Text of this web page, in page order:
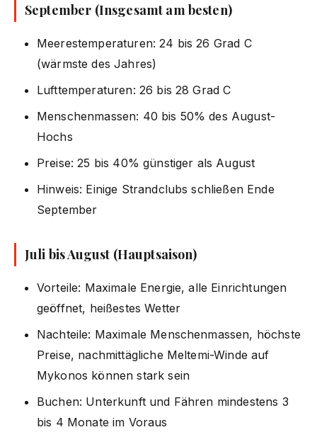
September (Insgesamt am besten)
Meerestemperaturen: 24 bis 26 Grad C
(wärmste des Jahres)
Lufttemperaturen: 26 bis 28 Grad C
Menschenmassen: 40 bis 50% des August-
Hochs
Preise: 25 bis 40% günstiger als August
Hinweis: Einige Strandclubs schließen Ende
September
Juli bis August (Hauptsaison)
Vorteile: Maximale Energie, alle Einrichtungen
geöffnet, heißestes Wetter
Nachteile: Maximale Menschenmassen, höchste
Preise, nachmittägliche Meltemi-Winde auf
Mykonos können stark sein
Buchen: Unterkunft und Fähren mindestens 3
bis 4 Monate im Voraus